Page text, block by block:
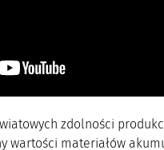
zdolności
wartości materiałów